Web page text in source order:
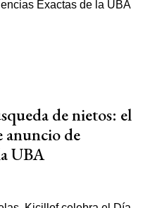
de nietos: el
de
UBA